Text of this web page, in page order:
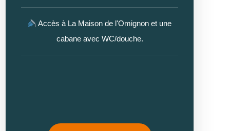
Accès à La Maison de l'Omignon et une
cabane avec WC/douche.